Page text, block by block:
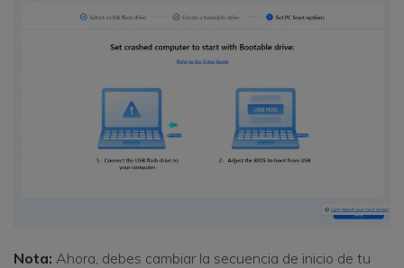
Nota: Ahora, debes cambiar la secuencia de inicio de tu